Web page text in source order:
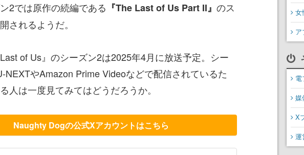
2では原作の続編である 『The Last of Us Part II』 のス
されるようだ。
of Us』のシーズン2は2025年4月に放送予定。シー
NEXTやAmazon Prime Videoなどで配信されているた
人は一度見てみてはどうだろうか。
Naughty Dogの公式Xアカウントはこちら
女
ア
電
媒
X
運